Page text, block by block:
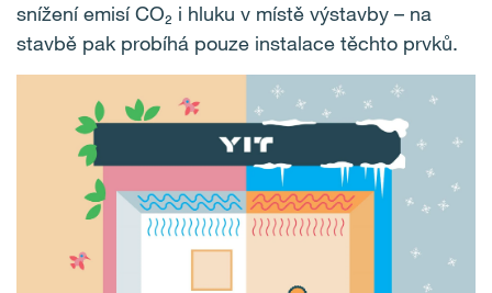
snížení emisí CO₂ i hluku v místě výstavby – na
stavbě pak probíhá pouze instalace těchto prvků.